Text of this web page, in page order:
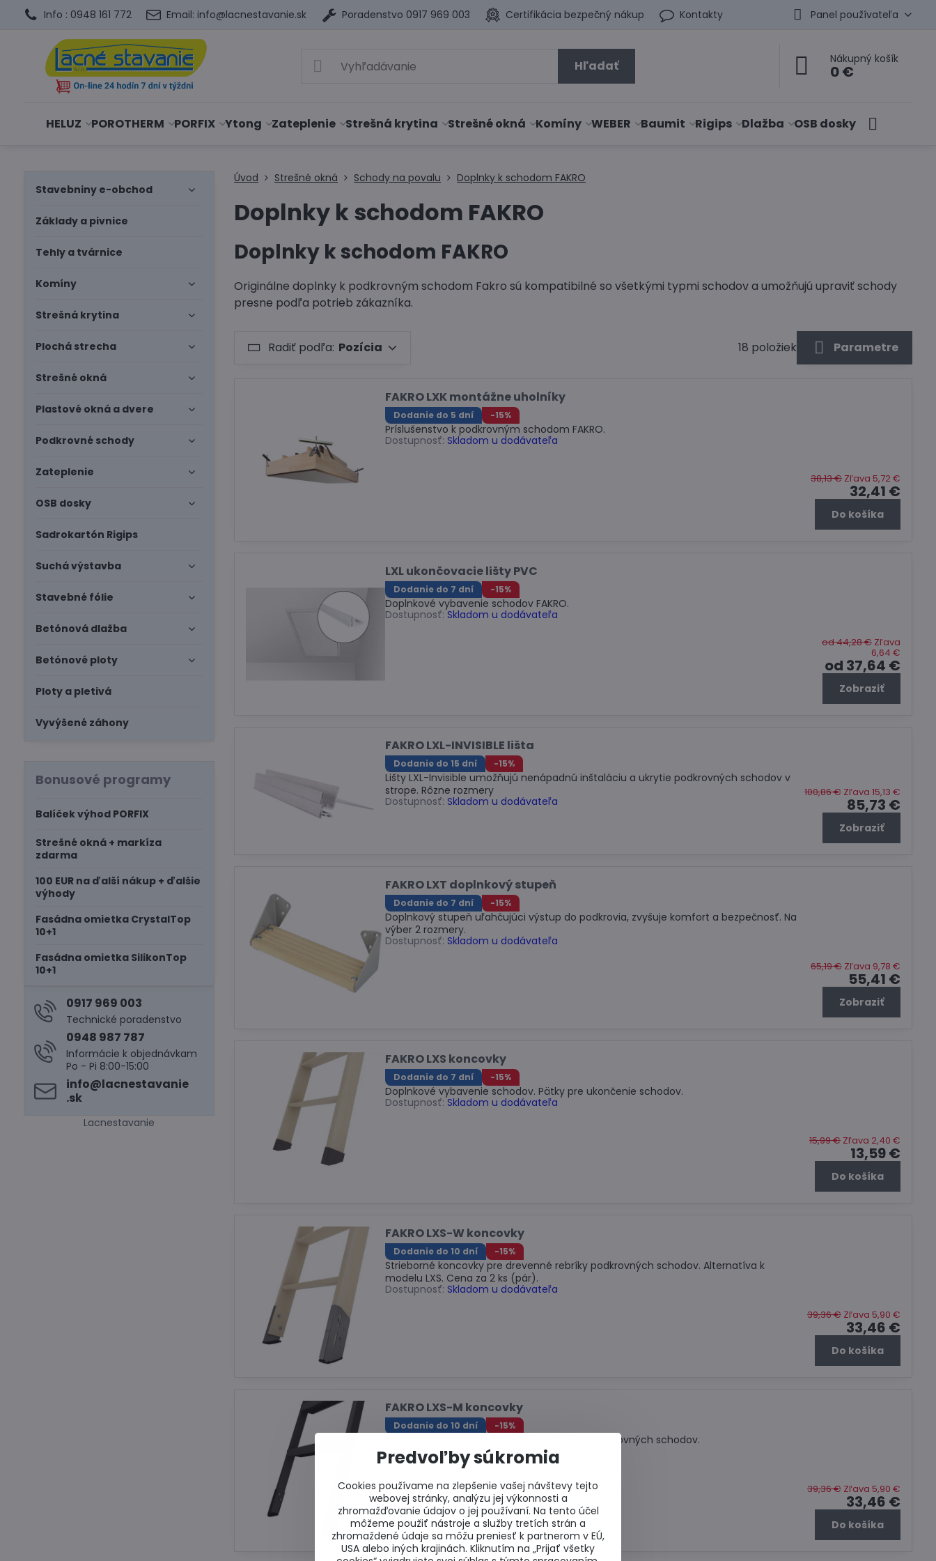
Info : 0948 161 772 Email: info@lacnestavanie.sk Poradenstvo 0917 969 003 Certifikácia bezpečný nákup Kontakty Panel používateľa
Hľadať Nákupný košík
0 €
HELUZ POROTHERM PORFIX Ytong Zateplenie Strešná krytina Strešné okná Komíny WEBER Baumit Rigips Dlažba OSB dosky
Úvod Strešné okná Schody na povalu Doplnky k schodom FAKRO
Doplnky k schodom FAKRO
Doplnky k schodom FAKRO
Originálne doplnky k podkrovným schodom Fakro sú kompatibilné so všetkými typmi schodov a umožňujú upraviť schody
presne podľa potrieb zákazníka.
Radiť podľa: Pozícia 18 položiek Parametre
FAKRO LXK montážne uholníky
Dodanie do 5 dní -15%
Príslušenstvo k podkrovným schodom FAKRO.
Dostupnosť: Skladom u dodávateľa
32,41 €
38,13 € Zľava 5,72 €
Do košíka
LXL ukončovacie lišty PVC
Dodanie do 7 dní -15%
Doplnkové vybavenie schodov FAKRO.
Dostupnosť: Skladom u dodávateľa
od 37,64 €
od 44,28 € Zľava
6,64 €
Zobraziť
FAKRO LXL-INVISIBLE lišta
Dodanie do 15 dní -15%
Lišty LXL-Invisible umožňujú nenápadnú inštaláciu a ukrytie podkrovných schodov v
strope. Rôzne rozmery
Dostupnosť: Skladom u dodávateľa 85,73 €
100,86 € Zľava 15,13 €
Zobraziť
FAKRO LXT doplnkový stupeň
Dodanie do 7 dní -15%
Doplnkový stupeň uľahčujúci výstup do podkrovia, zvyšuje komfort a bezpečnosť. Na
výber 2 rozmery.
Dostupnosť: Skladom u dodávateľa
55,41 €
65,19 € Zľava 9,78 €
Zobraziť
FAKRO LXS koncovky
Dodanie do 7 dní -15%
Doplnkové vybavenie schodov. Pätky pre ukončenie schodov.
Dostupnosť: Skladom u dodávateľa
13,59 €
15,99 € Zľava 2,40 €
Do košíka
FAKRO LXS-W koncovky
Dodanie do 10 dní -15%
Strieborné koncovky pre drevenné rebríky podkrovných schodov. Alternatíva k
modelu LXS. Cena za 2 ks (pár).
Dostupnosť: Skladom u dodávateľa
33,46 €
39,36 € Zľava 5,90 €
Do košíka
FAKRO LXS-M koncovky
Dodanie do 10 dní -15%
Koncovky čiernej farby pre kovové rebríky podkrovných schodov.
Dostupnosť: Skladom u dodávateľa
33,46 €
39,36 € Zľava 5,90 €
Do košíka
Stavebniny e-obchod
Základy a pivnice
Tehly a tvárnice
Komíny
Strešná krytina
Plochá strecha
Strešné okná
Plastové okná a dvere
Podkrovné schody
Zateplenie
OSB dosky
Sadrokartón Rigips
Suchá výstavba
Stavebné fólie
Betónová dlažba
Betónové ploty
Ploty a pletivá
Vyvýšené záhony
Bonusové programy
Balíček výhod PORFIX
Strešné okná + markíza
zdarma
100 EUR na ďalší nákup + ďalšie
výhody
Fasádna omietka CrystalTop
10+1
Fasádna omietka SilikonTop
10+1
0917 969 003
Technické poradenstvo
0948 987 787
Informácie k objednávkam
Po - Pi 8:00-15:00
info​@lacnestavanie​
.sk
Lacnestavanie
Predvoľby súkromia
Cookies používame na zlepšenie vašej návštevy tejto
webovej stránky, analýzu jej výkonnosti a
zhromažďovanie údajov o jej používaní. Na tento účel
môžeme použiť nástroje a služby tretích strán a
zhromaždené údaje sa môžu preniesť k partnerom v EÚ,
USA alebo iných krajinách. Kliknutím na „Prijať všetky